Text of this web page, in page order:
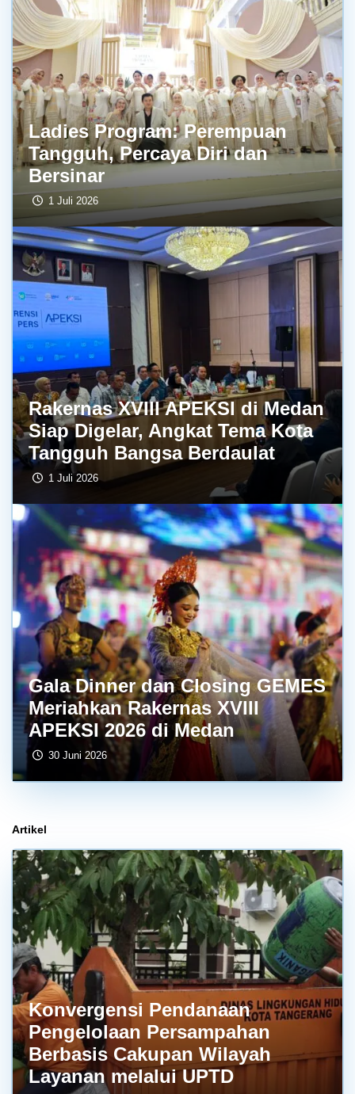
Ladies Program: Perempuan
Tangguh, Percaya Diri dan
Bersinar
1 Juli 2026
Rakernas XVIII APEKSI di Medan
Siap Digelar, Angkat Tema Kota
Tangguh Bangsa Berdaulat
1 Juli 2026
Gala Dinner dan Closing GEMES
Meriahkan Rakernas XVIII
APEKSI 2026 di Medan
30 Juni 2026
Artikel
Konvergensi Pendanaan
Pengelolaan Persampahan
Berbasis Cakupan Wilayah
Layanan melalui UPTD